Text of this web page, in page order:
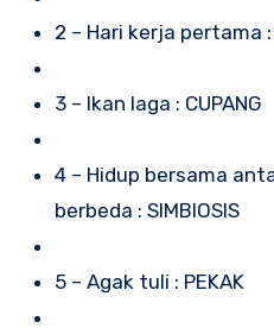
2 – Hari kerja pertama :
3 – Ikan laga : CUPANG
4 – Hidup bersama
berbeda : SIMBIOSIS
5 – Agak tuli : PEKAK